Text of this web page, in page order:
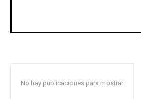
No hay publicaciones para mostrar